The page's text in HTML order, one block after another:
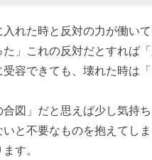
れた時と反対の力が働いて
た」これの反対だとすれば
容できても、壊れた時は
図」だと思えば少し気持ち
と不要なものを抱えてし
す。